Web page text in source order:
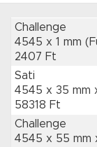
Challenge
4545 x 1 mm
2407 Ft
Sati
4545 x 35 mm
58318 Ft
Challenge
4545 x 55 mm